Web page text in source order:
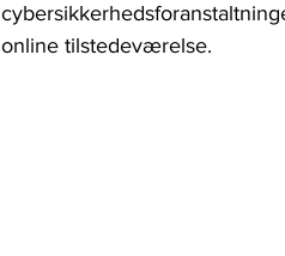
online tilstedeværelse.